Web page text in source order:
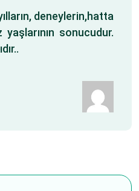
deneylerin,hatta
sonucudur.